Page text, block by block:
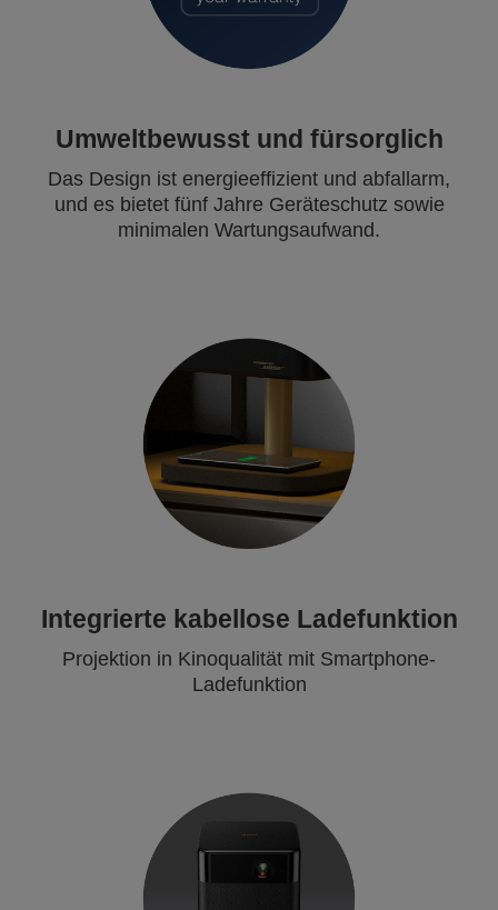
Umweltbewusst und fürsorglich
Das Design ist energieeffizient und abfallarm,
und es bietet fünf Jahre Geräteschutz sowie
minimalen Wartungsaufwand.
Integrierte kabellose Ladefunktion
Projektion in Kinoqualität mit Smartphone-
Ladefunktion